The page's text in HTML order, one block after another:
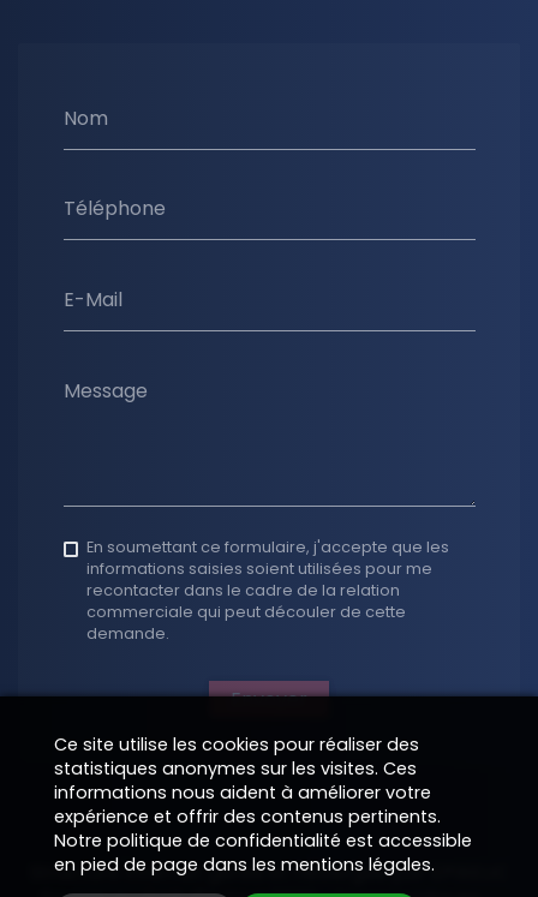
Nom
Téléphone
E-Mail
Message
En soumettant ce formulaire, j'accepte que les
informations saisies soient utilisées pour me
recontacter dans le cadre de la relation
commerciale qui peut découler de cette
demande.
Envoyer
Structure Internet gérée et hébergée parEPIXELIC
Ce site utilise les cookies pour réaliser des
statistiques anonymes sur les visites. Ces
informations nous aident à améliorer votre
expérience et offrir des contenus pertinents.
Notre politique de confidentialité est accessible
en pied de page dans les mentions légales.